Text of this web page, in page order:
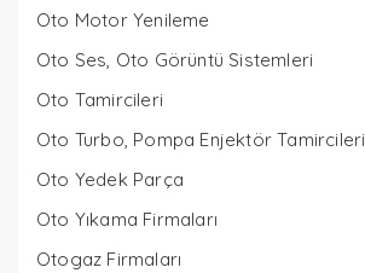
Oto Motor Yenileme
Oto Ses, Oto Görüntü Sistemleri
Oto Tamircileri
Oto Turbo, Pompa Enjektör Tamircileri
Oto Yedek Parça
Oto Yıkama Firmaları
Otogaz Firmaları